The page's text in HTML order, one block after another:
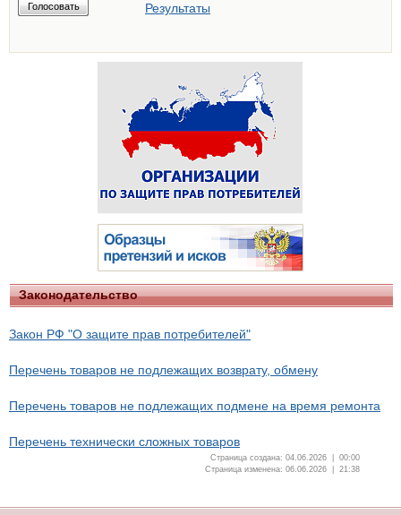
Результаты
Законодательство
Закон РФ "О защите прав потребителей"
Перечень товаров не подлежащих возврату, обмену
Перечень товаров не подлежащих подмене на время ремонта
Перечень технически сложных товаров
Страница создана: 04.06.2026 | 00:00
Страница изменена: 06.06.2026 | 21:38